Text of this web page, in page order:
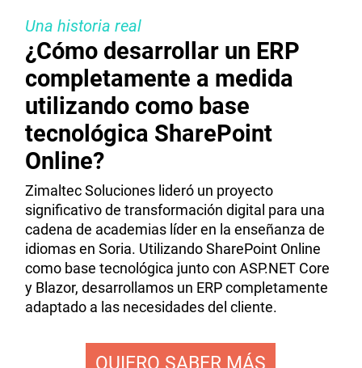
Una historia real
¿Cómo desarrollar un ERP
completamente a medida
utilizando como base
tecnológica SharePoint
Online?
Zimaltec Soluciones lideró un proyecto
significativo de transformación digital para una
cadena de academias líder en la enseñanza de
idiomas en Soria. Utilizando SharePoint Online
como base tecnológica junto con ASP.NET Core
y Blazor, desarrollamos un ERP completamente
adaptado a las necesidades del cliente.
QUIERO SABER MÁS